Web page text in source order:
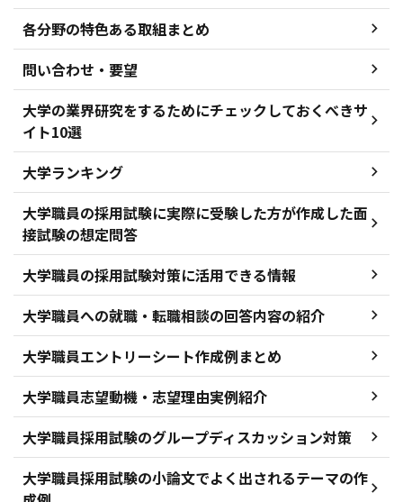
各分野の特色ある取組まとめ
問い合わせ・要望
大学の業界研究をするためにチェックしておくべきサ
イト10選
大学ランキング
大学職員の採用試験に実際に受験した方が作成した面
接試験の想定問答
大学職員の採用試験対策に活用できる情報
大学職員への就職・転職相談の回答内容の紹介
大学職員エントリーシート作成例まとめ
大学職員志望動機・志望理由実例紹介
大学職員採用試験のグループディスカッション対策
大学職員採用試験の小論文でよく出されるテーマの作